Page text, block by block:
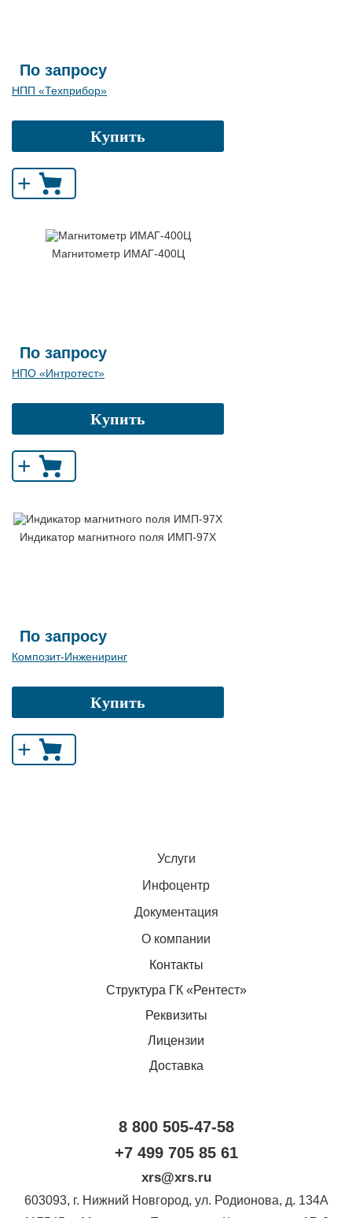
По запросу
НПП «Техприбор»
Купить
+
Магнитометр ИМАГ-400Ц
По запросу
НПО «Интротест»
Купить
+
Индикатор магнитного поля ИМП-97Х
По запросу
Композит-Инжениринг
Купить
+
Услуги
Инфоцентр
Документация
О компании
Контакты
Структура ГК «Рентест»
Реквизиты
Лицензии
Доставка
8 800 505-47-58
+7 499 705 85 61
xrs@xrs.ru
603093, г. Нижний Новгород, ул. Родионова, д. 134А